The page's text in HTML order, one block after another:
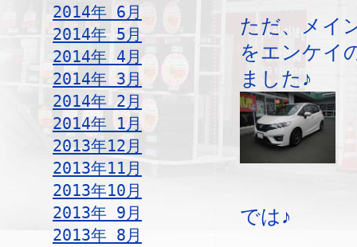
2014年 6月
2014年 5月
2014年 4月
2014年 3月
2014年 2月
2014年 1月
2013年12月
2013年11月
2013年10月
2013年 9月
2013年 8月
ただ、メイ
をエンケイ
ました♪
では♪